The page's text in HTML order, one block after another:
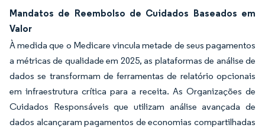
Mandatos de Reembolso de Cuidados Baseados em
Valor
À medida que o Medicare vincula metade de seus pagamentos
a métricas de qualidade em 2025, as plataformas de análise de
dados se transformam de ferramentas de relatório opcionais
em infraestrutura crítica para a receita. As Organizações de
Cuidados Responsáveis que utilizam análise avançada de
dados alcançaram pagamentos de economias compartilhadas